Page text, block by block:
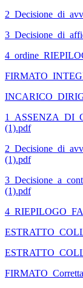
(1).pdf
(1).pdf
(1).pdf